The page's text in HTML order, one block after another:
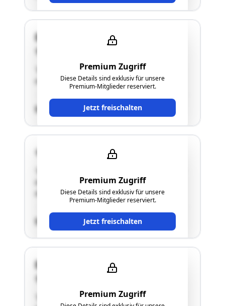
Premium Zugriff
Diese Details sind exklusiv für unsere
Premium-Mitglieder reserviert.
Jetzt freischalten
Dr. Renner Straße 16a
"Bei der gegenständlichen Liegenschaft handelt
es sich um ein unbebautes Grundstück."
SCHÄTZWERT
Premium Zugriff
Diese Details sind exklusiv für unsere
Premium-Mitglieder reserviert.
Jetzt freischalten
es sich um ein unbebautes Grundstück, welches
als Zufahrt geplant wurde."
SCHÄTZWERT
Premium Zugriff
Dr. Renner Straße 16a
"Bei der gegenständlichen Liegenschaft handelt